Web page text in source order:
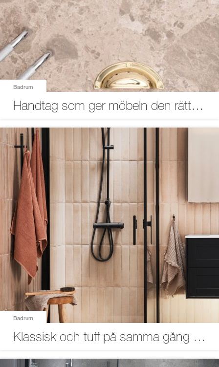
Badrum
Handtag som ger möbeln den rätta touchen
Badrum
Klassisk och tuff på samma gång – Gabriella i svart